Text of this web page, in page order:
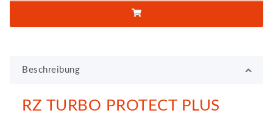
Beschreibung
RZ TURBO PROTECT PLUS